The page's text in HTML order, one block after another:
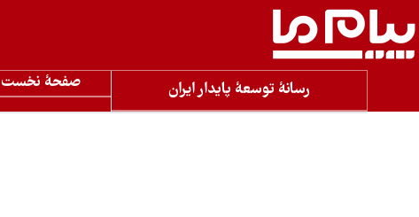
رسانۀ توسعۀ پایدار ایران صفحۀ نخست